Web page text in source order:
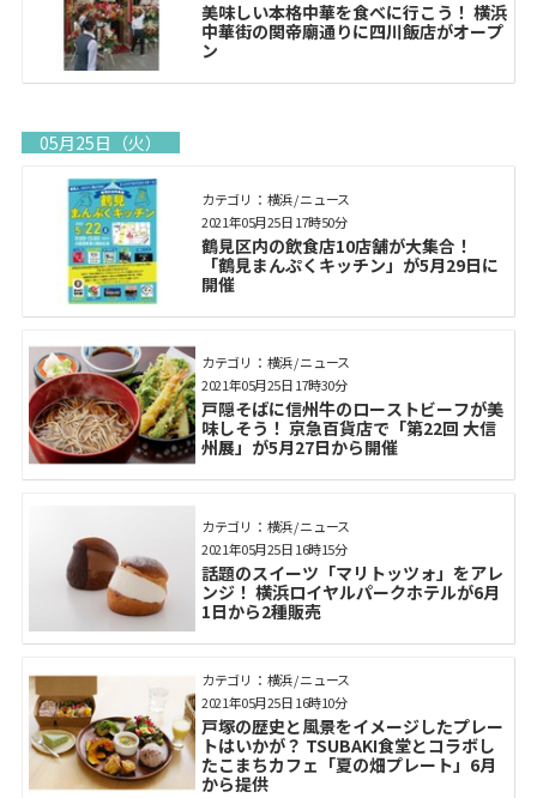
美味しい本格中華を食べに行こう！ 横浜
中華街の関帝廟通りに四川飯店がオープ
ン
05月25日（火）
カテゴリ： 横浜 / ニュース
鶴見区内の飲食店10店舗が大集合！
「鶴見まんぷくキッチン」が5月29日に
開催
2021年05月25日 17時50分
カテゴリ： 横浜 / ニュース
戸隠そばに信州牛のローストビーフが美
味しそう！ 京急百貨店で「第22回 大信
州展」が5月27日から開催
2021年05月25日 17時30分
カテゴリ： 横浜 / ニュース
話題のスイーツ「マリトッツォ」をアレ
ンジ！ 横浜ロイヤルパークホテルが6月
1日から2種販売
2021年05月25日 16時15分
カテゴリ： 横浜 / ニュース
戸塚の歴史と風景をイメージしたプレー
トはいかが？ TSUBAKI食堂とコラボし
たこまちカフェ「夏の畑プレート」6月
から提供
2021年05月25日 16時10分